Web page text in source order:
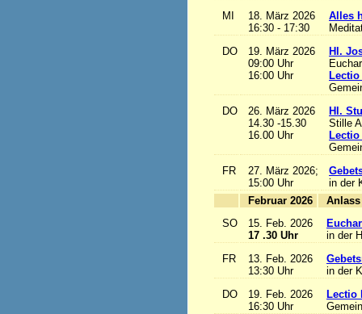
MI
18. März 2026
16:30 - 17:30
Alles
DO
19. März 2026
09:00 Uhr
16:00 Uhr
Hl.
DO
26. März 2026
14.30 -15.30
16.00 Uhr
Hl.
Stille
FR
27. März 2026;
15:00 Uhr
in der
Februar 2026
SO
15. Feb. 2026
17 .30 Uhr
in der
FR
13. Feb. 2026
13:30 Uhr
in der
DO
19. Feb. 2026
16:30 Uhr
Lectio